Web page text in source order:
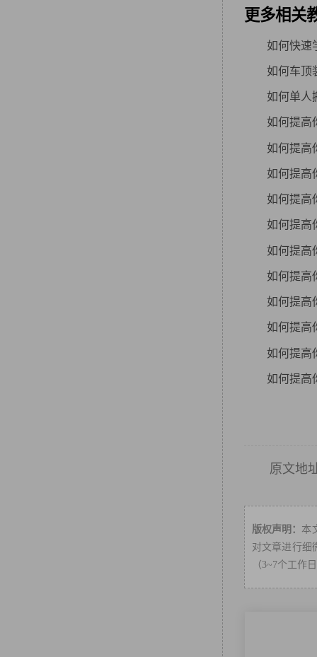
更多相关
如何快速
如何车顶
如何单人
如何提高
如何提高
如何提高
如何提高
如何提高
如何提高
如何提高
如何提高
如何提高
如何提高
如何提高
原文地
版权声明： 本
对文章进行细
（3~7个工作